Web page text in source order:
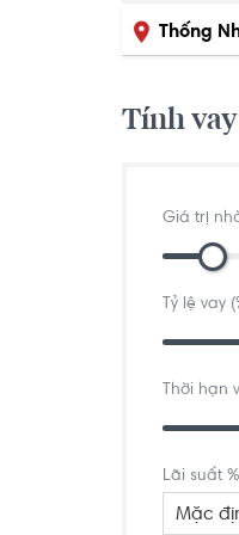
Thống
Tính
Giá trị
Tỷ lệ vay
Thời hạn
Lãi suất
Mặc